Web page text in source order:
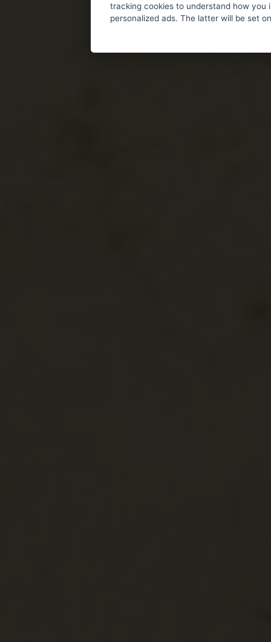
tracking cookies to understand how
personalized ads. The latter will be set